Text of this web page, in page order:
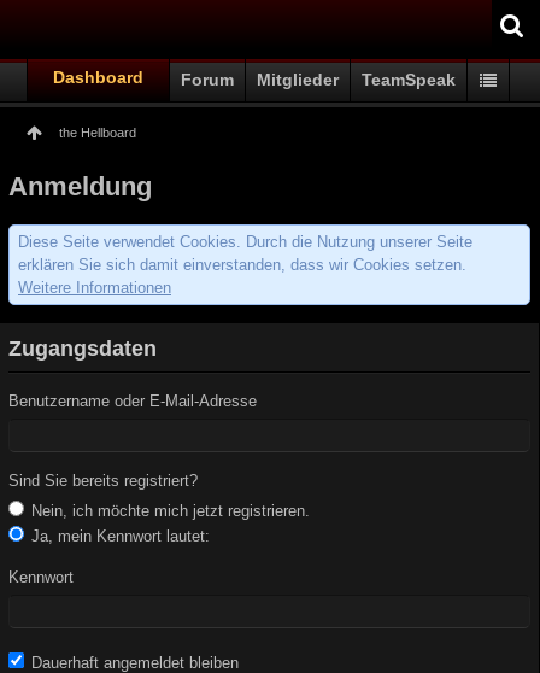
Dashboard Forum Mitglieder TeamSpeak
the Hellboard
Anmeldung
Diese Seite verwendet Cookies. Durch die Nutzung unserer Seite
erklären Sie sich damit einverstanden, dass wir Cookies setzen.
Weitere Informationen
Zugangsdaten
Benutzername oder E-Mail-Adresse
Sind Sie bereits registriert?
Nein, ich möchte mich jetzt registrieren.
Ja, mein Kennwort lautet:
Kennwort
Dauerhaft angemeldet bleiben